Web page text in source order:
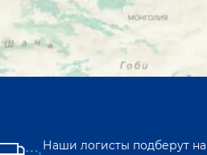
Наши логисты подберут